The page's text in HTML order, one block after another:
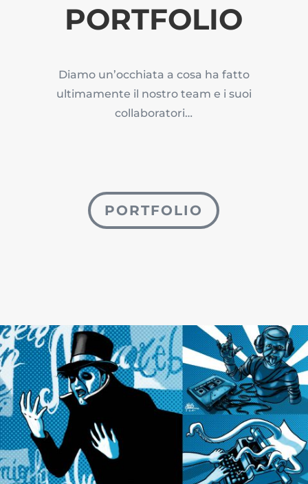
PORTFOLIO
Diamo un’occhiata a cosa ha fatto
ultimamente il nostro team e i suoi
collaboratori…
PORTFOLIO